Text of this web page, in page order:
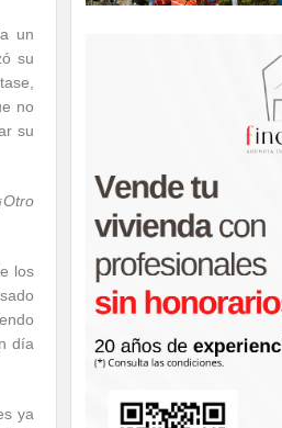
un
su
no
su
los
día
ya